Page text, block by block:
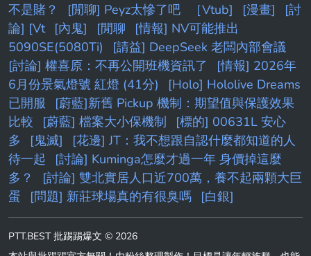
不是賭？
[閒聊] Peyz太慘了吧 ［Vtub] [漫畫]
[討
論] [Vt
[內鬼] [閒聊
[情報] NV可能推出
5090SE(5080Ti)
[請益] DeepSeek 老闆內部會議
[討論] 權喜原：不再公開班機資訊了
[情報] 2026年
6月份景氣燈號 紅燈 (41分)
[Holo] Hololive Dreams
已開服
[蔚藍]新舊 Pickup 機制：期望值與保護效果
比較
[蔚藍] 檔案大小保機制
[標的] 00631L 安心
多
[鬼滅]
[花邊] JT：我不想跟自認什麼都知道的人
待一起
[討論] Kuminga怎麼才過一年 身價掉這麼
多？
[討論] 雙北實居人口近700萬，養不起兩顆大巨
蛋
[問題] 新莊球場真的有很臭嗎 [白銀]
PTT.BEST 批踢踢爆文 © 2026